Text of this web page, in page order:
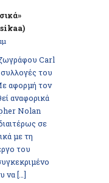
Carl
του
αφορμή τον
αναφορικά
Nolan
σε
με τη
του
να […]